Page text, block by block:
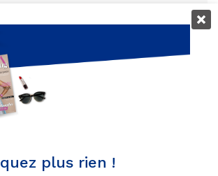
et du centre en retard dans la
pédiatrique
plus rien !